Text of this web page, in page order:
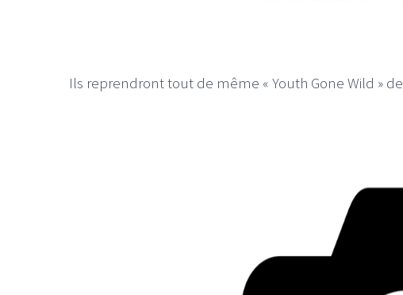
Ils reprendront tout de même « Youth Gone Wild » de